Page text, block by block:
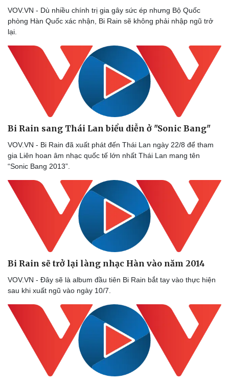
Sức khỏe
Dinh dưỡng - món ngon
Cây thuốc
Sản phụ khoa
Nhi khoa
Nam khoa
Làm đẹp - giảm cân
Phòng mạch online
Nhà đẹp
Blog
Tình yêu - Gia đình
VOV.VN - Dù nhiều chính trị gia gây sức ép nhưng Bộ Quốc
phòng Hàn Quốc xác nhận, Bi Rain sẽ không phải nhập ngũ trở
lại.
Bi Rain sang Thái Lan biểu diễn ở "Sonic Bang"
VOV.VN - Bi Rain đã xuất phát đến Thái Lan ngày 22/8 để tham
gia Liên hoan âm nhạc quốc tế lớn nhất Thái Lan mang tên
“Sonic Bang 2013”.
Bi Rain sẽ trở lại làng nhạc Hàn vào năm 2014
VOV.VN - Đây sẽ là album đầu tiên Bi Rain bắt tay vào thực hiện
sau khi xuất ngũ vào ngày 10/7.